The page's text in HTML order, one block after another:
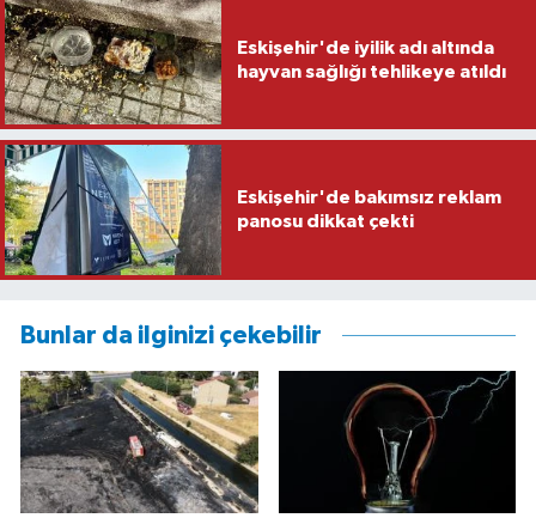
Eskişehir'de iyilik adı altında
hayvan sağlığı tehlikeye atıldı
Eskişehir'de bakımsız reklam
panosu dikkat çekti
Bunlar da ilginizi çekebilir